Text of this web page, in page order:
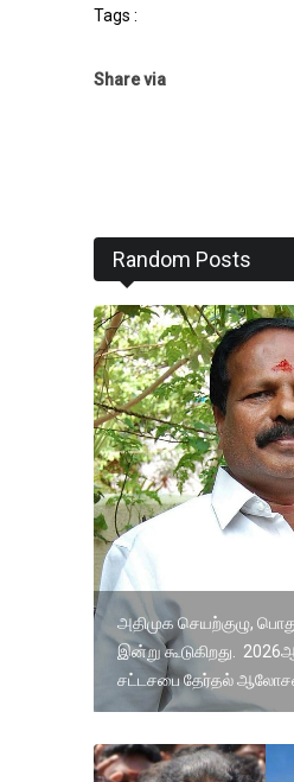
Tags :
Share via
Random Posts
அதிமுக செயற்குழு,
இன்று கூடுகிறது.
சட்டசபை தேர்தல்